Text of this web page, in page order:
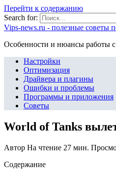
Перейти к содержанию
Search for:
Vips-news.ru - полезные советы
Особенности и нюансы работы
Настройки
Оптимизация
Драйвера и плагины
Ошибки и проблемы
Программы и приложения
Советы
World of Tanks
Автор На чтение 27 мин.
Содержание